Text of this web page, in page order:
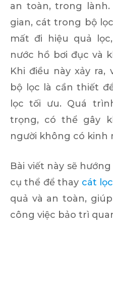
an toàn, trong
gian, cát trong bộ
mất đi hiệu quả
nước hồ bơi đục và
Khi điều này xảy ra,
bộ lọc là cần thiết
lọc tối ưu. Quá
trọng, có thể gây
người không có kinh
Bài viết này sẽ
cụ thể để thay cát
quả và an toàn,
công việc bảo trì